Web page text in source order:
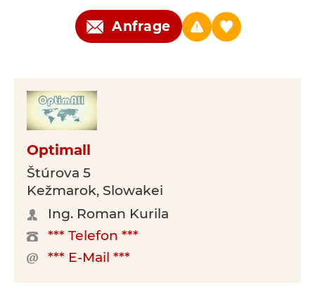
Anfrage
Optimall
Štúrova 5
Kežmarok, Slowakei
Ing. Roman Kurila
*** Telefon ***
*** E-Mail ***